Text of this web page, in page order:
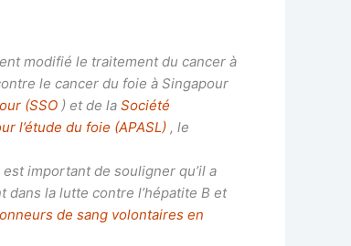
modifié le traitement du cancer à
le cancer du foie à Singapour
(SSO) et de la Société
l’étude du foie (APASL), le
important de souligner qu’il a
la lutte contre l’hépatite B et
de sang volontaires en